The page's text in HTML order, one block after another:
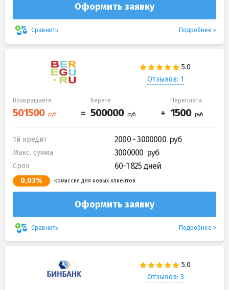
Оформить заявку
Сравнить Подробнее
Отзывов: 1
Возвращаете Берете Переплата
1й кредит 2000 - 3000000
Макс. сумма 3000000
Срок 60-1 825 дней
0,03% комиссия для новых клиентов
Оформить заявку
Сравнить Подробнее
Отзывов: 3